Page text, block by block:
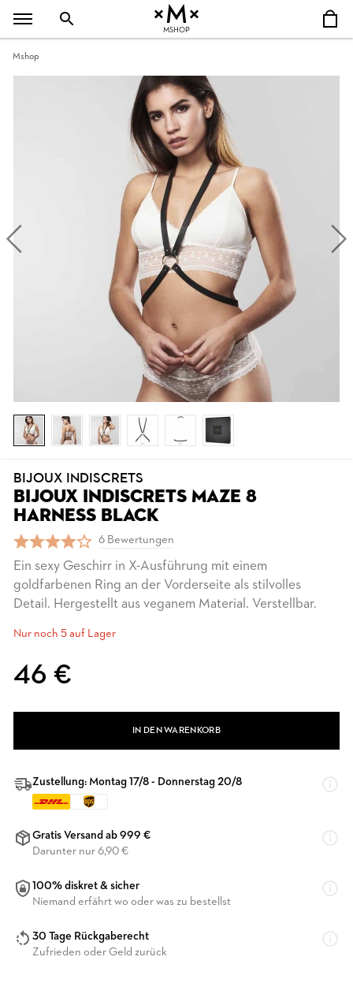
MSHOP
Mshop
BIJOUX INDISCRETS
BIJOUX INDISCRETS MAZE 8
HARNESS BLACK
6 Bewertungen
Ein sexy Geschirr in X-Ausführung mit einem
goldfarbenen Ring an der Vorderseite als stilvolles
Detail. Hergestellt aus veganem Material. Verstellbar.
Nur noch 5 auf Lager
46 €
IN DEN WARENKORB
Zustellung: Montag 17/8 - Donnerstag 20/8
Gratis Versand ab 999 €
Darunter nur 6,90 €
100% diskret & sicher
Niemand erfährt wo oder was zu bestellst
30 Tage Rückgaberecht
Zufrieden oder Geld zurück